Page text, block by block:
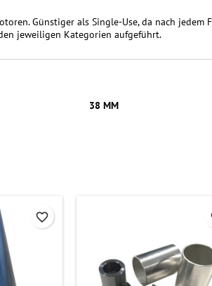
Günstiger als Single-Use, da nach
jeweiligen Kategorien aufgeführt.
38 MM
favorite_border